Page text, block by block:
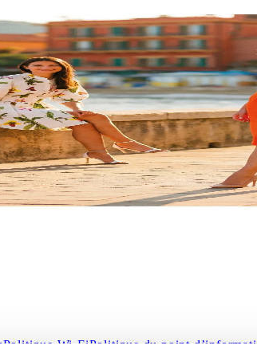
marques italiennes et internationales.
Politique Wi-FiPolitique du point